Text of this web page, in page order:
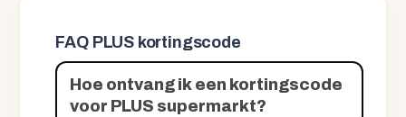
FAQ PLUS kortingscode
Hoe ontvang ik een kortingscode
voor PLUS supermarkt?